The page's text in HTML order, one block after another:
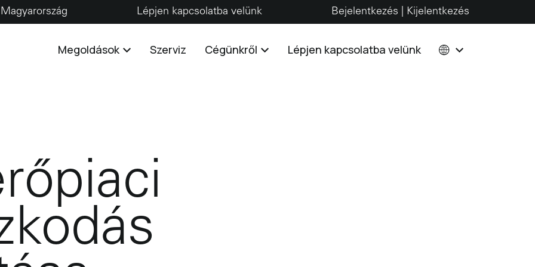
Magyarország Lépjen kapcsolatba velünk Bejelentkezés | Kijelentkezés
Megoldások Szerviz Cégünkről Lépjen kapcsolatba velünk